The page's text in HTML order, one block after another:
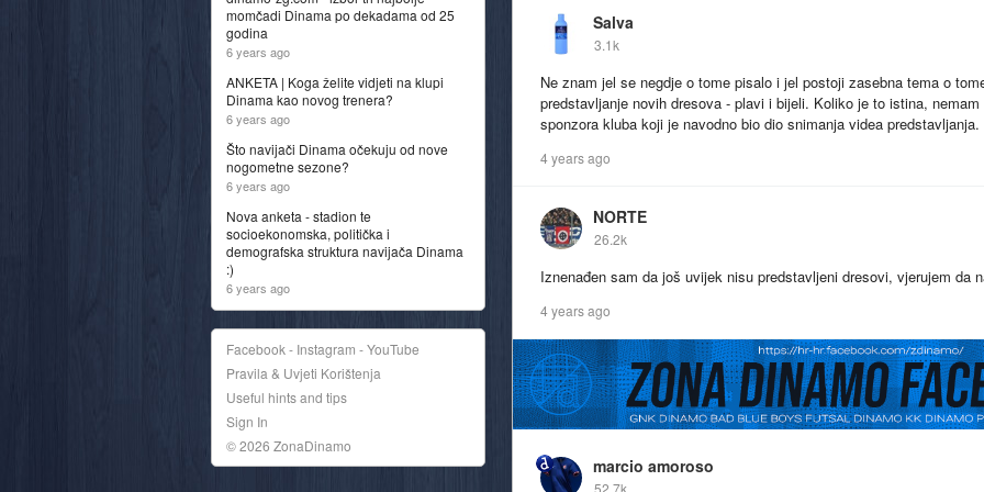
Salva
3.1k
Ne znam jel se negdje o tome pisalo i jel postoji zasebna tema o
predstavljanje novih dresova - plavi i bijeli. Koliko je to istina,
sponzora kluba koji je navodno bio dio snimanja videa predstavljanja.
4 years ago
NORTE
26.2k
Iznenađen sam da još uvijek nisu predstavljeni dresovi, vjerujem da
4 years ago
marcio amoroso
52.7k
momčadi Dinama po dekadama od 25
godina
6 years ago
ANKETA | Koga želite vidjeti na klupi
Dinama kao novog trenera?
6 years ago
Što navijači Dinama očekuju od nove
nogometne sezone?
6 years ago
Nova anketa - stadion te
socioekonomska, politička i
demografska struktura navijača Dinama
:)
6 years ago
Facebook - Instagram - YouTube
Pravila & Uvjeti Korištenja
Useful hints and tips
Sign In
© 2026 ZonaDinamo